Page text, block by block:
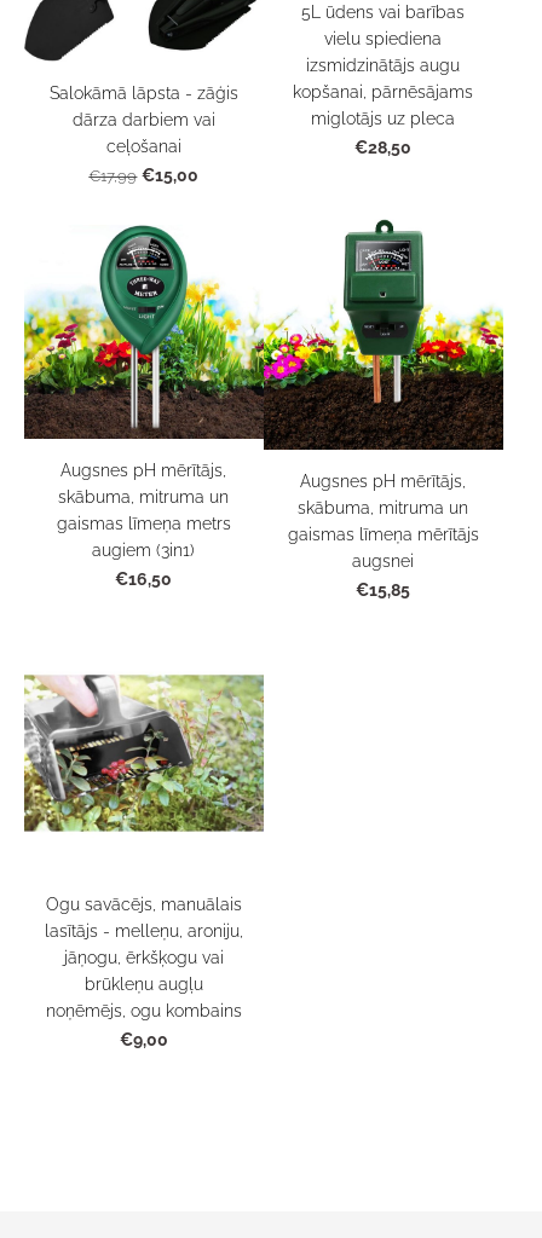
Salokāmā lāpsta - zāģis
dārza darbiem vai
ceļošanai
€17,99 €15,00
5L ūdens vai barības
vielu spiediena
izsmidzinātājs augu
kopšanai, pārnēsājams
miglotājs uz pleca
€28,50
Augsnes pH mērītājs,
skābuma, mitruma un
gaismas līmeņa metrs
augiem (3in1)
€16,50
Augsnes pH mērītājs,
skābuma, mitruma un
gaismas līmeņa mērītājs
augsnei
€15,85
Ogu savācējs, manuālais
lasītājs - melleņu, aroniju,
jāņogu, ērkšķogu vai
brūkleņu augļu
noņēmējs, ogu kombains
€9,00